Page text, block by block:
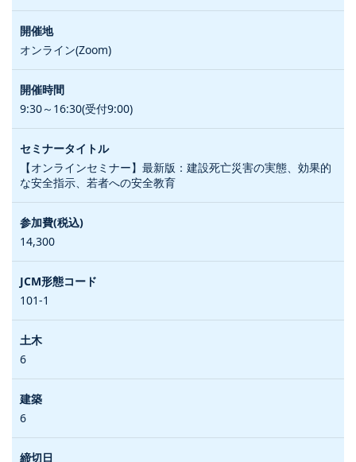
オンライン(Zoom)
9:30～16:30(受付9:00)
【オンラインセミナー】最新版：建設死亡災害の実態、効果的
な安全指示、若者への安全教育
14,300
101-1
6
6